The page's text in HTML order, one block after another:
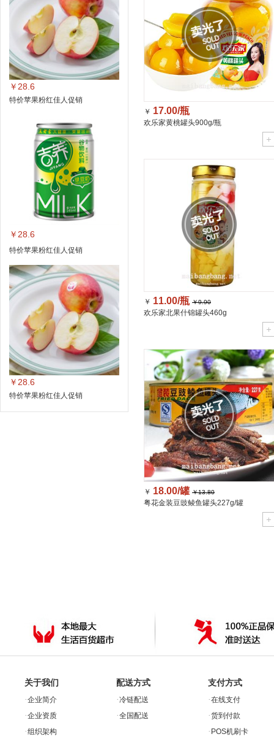
￥28.6
特价苹果粉红佳人促销
￥28.6
特价苹果粉红佳人促销
￥28.6
特价苹果粉红佳人促销
￥ 17.00/瓶
欢乐家黄桃罐头900g/瓶
￥ 11.00/瓶 ￥9.90
欢乐家北果什锦罐头460g
￥ 18.00/罐 ￥13.80
粤花金装豆豉鲮鱼罐头227g/罐
关于我们
·企业简介
·企业资质
·组织架构
配送方式
·冷链配送
·全国配送
支付方式
·在线支付
·货到付款
· POS机刷卡